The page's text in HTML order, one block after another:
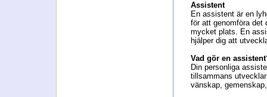
Assistent
En assistent är en
för att genomföra det
mycket plats. En
hjälper dig att
Vad gör en
Din personliga
tillsammans
vänskap,